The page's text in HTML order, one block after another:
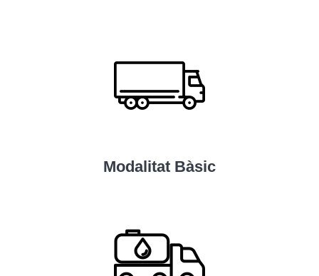
Modalitat Bàsic